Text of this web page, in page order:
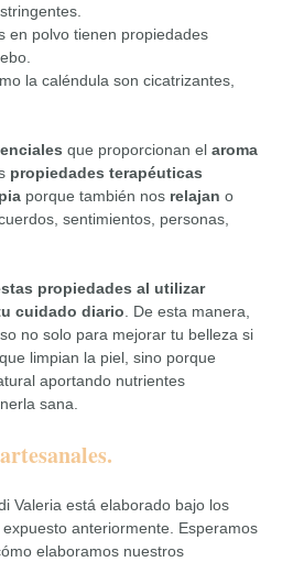
en polvo tienen propiedades
la caléndula son cicatrizantes,
que proporcionan el aroma
propiedades terapéuticas
porque también nos relajan o
sentimientos, personas,
propiedades al utilizar
cuidado diario . De esta manera,
no solo para mejorar tu belleza si
limpian la piel, sino porque
aportando nutrientes
sana.
Valeria está elaborado bajo los
anteriormente. Esperamos
elaboramos nuestros